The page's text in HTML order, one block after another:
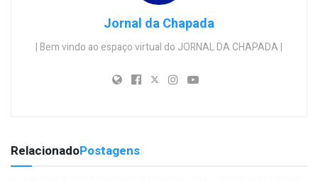
Jornal da Chapada
| Bem vindo ao espaço virtual do JORNAL DA CHAPADA |
RelacionadoPostagens